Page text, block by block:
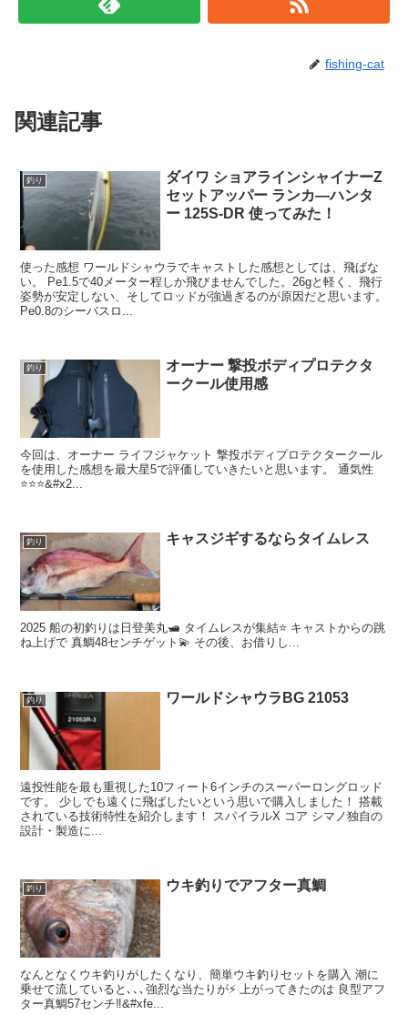
fishing-cat
関連記事
釣り
ダイワ ショアラインシャイナーZ
セットアッパー ランカ―ハンタ
ー 125S-DR 使ってみた！
使った感想 ワールドシャウラでキャストした感想としては、飛ばな
い。 Pe1.5で40メーター程しか飛びませんでした。26gと軽く、飛行
姿勢が安定しない、そしてロッドが強過ぎるのが原因だと思います。
Pe0.8のシーバスロ...
釣り
オーナー 撃投ボディプロテクタ
ークール使用感
今回は、オーナー ライフジャケット 撃投ボディプロテクタークール
を使用した感想を最大星5で評価していきたいと思います。 通気性
⭐️⭐️⭐️&#x2...
釣り キャスジギするならタイムレス
2025 船の初釣りは日登美丸🛥️ タイムレスが集結⭐️ キャストからの跳
ね上げで 真鯛48センチゲット💫 その後、お借りし...
釣り ワールドシャウラBG 21053
遠投性能を最も重視した10フィート6インチのスーパーロングロッド
です。 少しでも遠くに飛ばしたいという思いで購入しました！ 搭載
されている技術特性を紹介します！ スパイラルX コア シマノ独自の
設計・製造に...
釣り ウキ釣りでアフター真鯛
なんとなくウキ釣りがしたくなり、簡単ウキ釣りセットを購入 潮に
乗せて流していると､､､強烈な当たりが⚡️ 上がってきたのは 良型アフ
ター真鯛57センチ‼&#xfe...